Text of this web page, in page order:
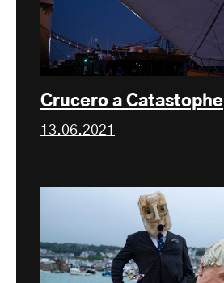
Crucero a Catastophe
13.06.2021